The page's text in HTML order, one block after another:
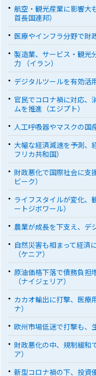
航空・観光産業に影響大
首長国連邦）
医療やインフラ分野で財
製造業、サービス・観光
力 （イラン）
デジタルツールを有効活
官民でコロナ禍に対応、
ムを推進（エジプト）
人工呼吸器やマスクの国
大幅な経済減速を予測、
フリカ共和国）
財政悪化で国際社会に支
ビーク）
ライフスタイルが変化、
ートジボワール）
農業が成長を下支え、デ
自然災害も相まって経済
（ケニア）
原油価格下落で債務負担
（ナイジェリア）
カカオ輸出に打撃、医療
ナ）
欧州市場低迷で打撃も、
財政悪化の中、規制緩和
ア）
新型コロナ禍の下、投資